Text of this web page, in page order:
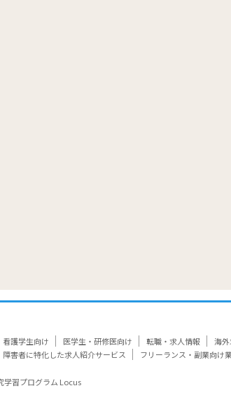
看護学生向け 医学生・研修医向け 転職・求人情報 海
障害者に特化した求人紹介サービス フリーランス・副業向け
学習プログラム Locus